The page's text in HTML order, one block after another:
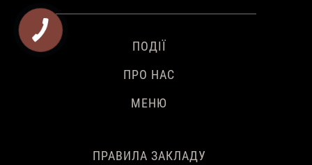
ПОДІЇ
ПРО НАС
МЕНЮ
ПРАВИЛА ЗАКЛАДУ